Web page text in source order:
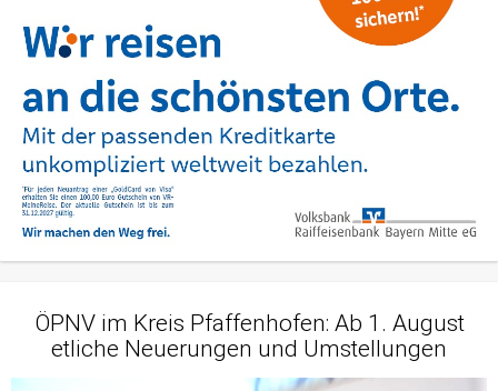
ÖPNV im Kreis Pfaffenhofen: Ab 1. August
etliche Neuerungen und Umstellungen